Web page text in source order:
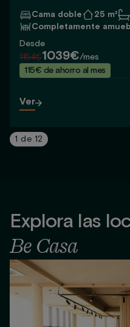
Cama doble 25 m²
Completamente
Desde
1154€1039€/mes
115€ de ahorro al mes
Ver
1 de 12
Explora las
Be Casa